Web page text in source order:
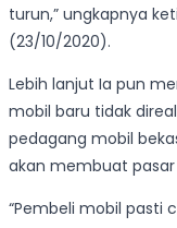
turun,” ungkapnya
(23/10/2020).
Lebih lanjut Ia pun
mobil baru tidak
pedagang mobil
akan membuat pasar
“Pembeli mobil pasti